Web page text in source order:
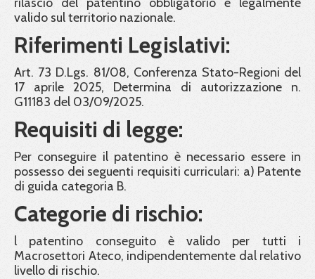
valido sul territorio nazionale.
Riferimenti Legislativi:
Art. 73 D.Lgs. 81/08, Conferenza Stato-Regioni del
17 aprile 2025, Determina di autorizzazione n.
G11183 del 03/09/2025.
Requisiti di legge:
Per conseguire il patentino è necessario essere in
possesso dei seguenti requisiti curriculari: a) Patente
di guida categoria B.
Categorie di rischio:
l patentino conseguito è valido per tutti i
Macrosettori Ateco, indipendentemente dal relativo
livello di rischio.